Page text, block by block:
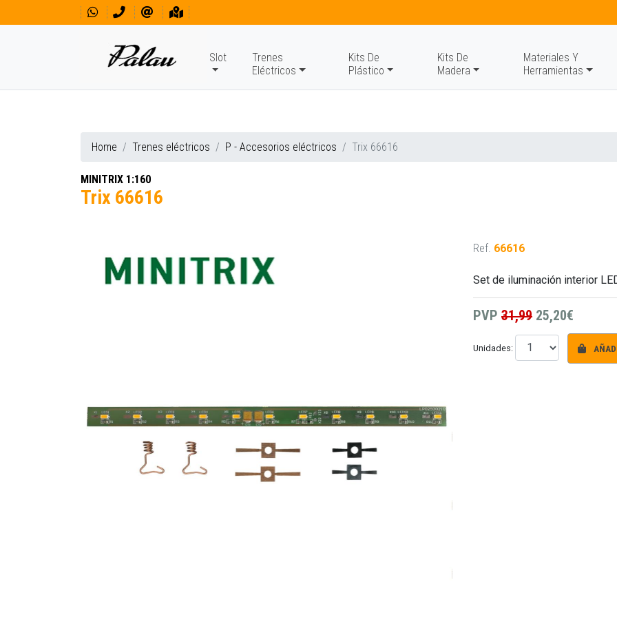
Slot
Trenes
Eléctricos
Kits De
Plástico
Kits De
Madera
Materiales Y
Herramientas
Home Trenes eléctricos P - Accesorios eléctricos Trix 66616
MINITRIX 1:160
Trix 66616
Ref. 66616
Set de iluminación interior
PVP 31,99 25,20€
Unidades: